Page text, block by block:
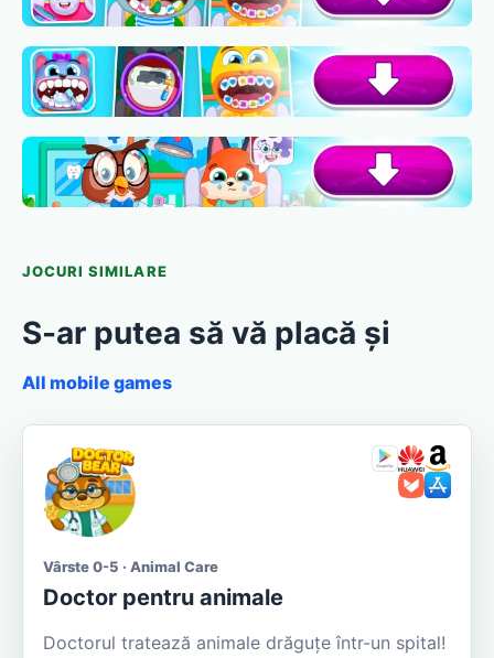
JOCURI SIMILARE
S-ar putea să vă placă și
All mobile games
Vârste 0-5 · Animal Care
Doctor pentru animale
Doctorul tratează animale drăguțe într-un spital!